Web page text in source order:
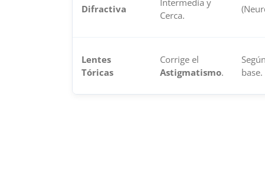
Difractiva
Intermedia y
Cerca.
Lentes
Tóricas
Corrige el
Astigmatismo.
base.